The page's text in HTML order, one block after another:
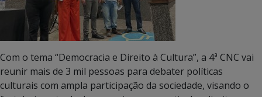
Com o tema “Democracia e Direito à Cultura”, a 4ª CNC vai
reunir mais de 3 mil pessoas para debater políticas
culturais com ampla participação da sociedade, visando o